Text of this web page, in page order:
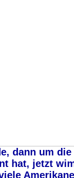
dann um
hat, jetzt